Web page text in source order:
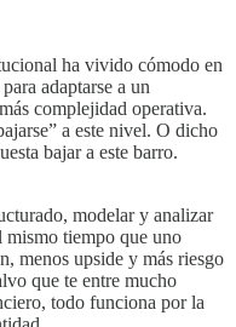
ha vivido cómodo en
adaptarse a un
complejidad operativa.
a este nivel. O dicho
bajar a este barro.
modelar y analizar
mismo tiempo que uno
menos upside y más riesgo
que te entre mucho
todo funciona por la